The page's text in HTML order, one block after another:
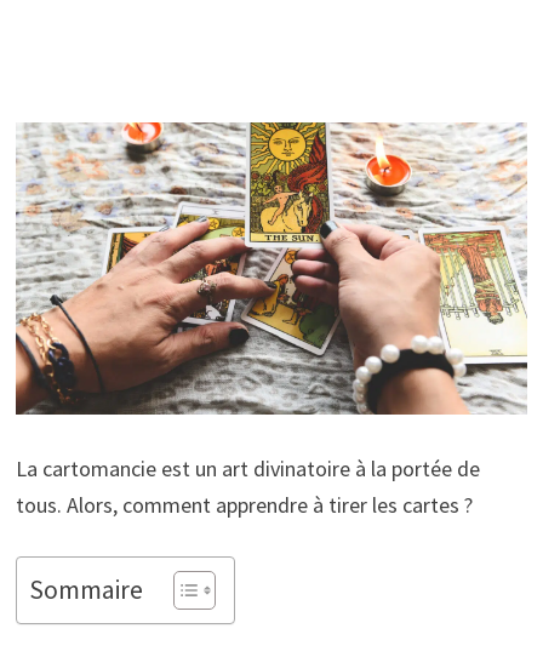
La cartomancie est un art divinatoire à la portée de
tous. Alors, comment apprendre à tirer les cartes ?
Sommaire